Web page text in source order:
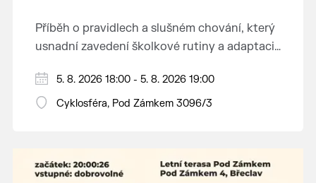
Příběh o pravidlech a slušném chování, který
usnadní zavedení školkové rutiny a adaptaci
Hraje se jen za příznivého počasí.
Vstupné dobrovolné.
5. 8. 2026 18:00 - 5. 8. 2026 19:00
Cyklosféra, Pod Zámkem 3096/3